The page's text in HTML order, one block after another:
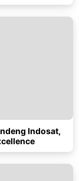
Indosat,